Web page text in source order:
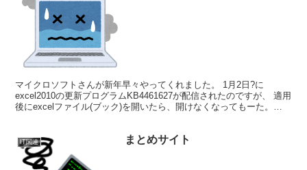
マイクロソフトさんが新年早々やってくれました。 1月2日?に
excel2010の更新プログラムKB4461627が配信されたのですが、 適用
後にexcelファイル(ブック)を開いたら、開けなくなってもーた。
IT関連 まとめサイト